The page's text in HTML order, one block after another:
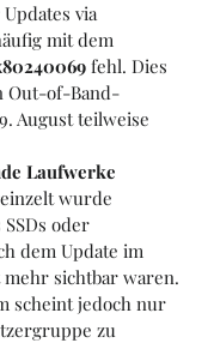
via
mit dem
fehl. Dies
Out-of-Band-
August teilweise
Laufwerke
wurde
oder
dem Update im
sichtbar waren.
scheint jedoch nur
zu